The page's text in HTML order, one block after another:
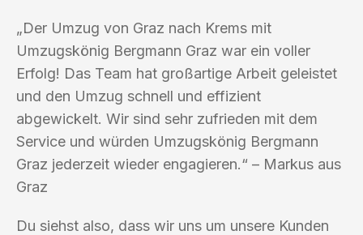
„Der Umzug von Graz nach Krems mit
Umzugskönig Bergmann Graz war ein voller
Erfolg! Das Team hat großartige Arbeit geleistet
und den Umzug schnell und effizient
abgewickelt. Wir sind sehr zufrieden mit dem
Service und würden Umzugskönig Bergmann
Graz jederzeit wieder engagieren.“ – Markus aus
Graz
Du siehst also, dass wir uns um unsere Kunden